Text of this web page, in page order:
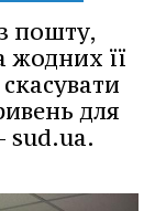
пошту,
жодних її
для
sud.ua.